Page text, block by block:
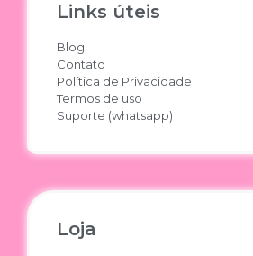
Links úteis
Blog
Contato
Política de Privacidade
Termos de uso
Suporte (whatsapp)
Loja